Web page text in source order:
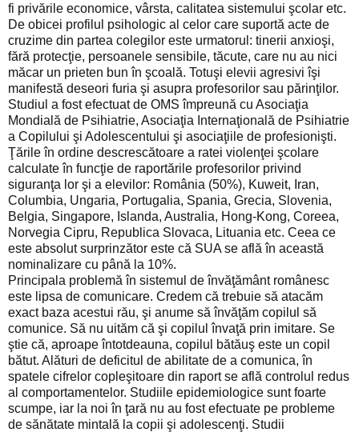
fi privările economice, vârsta, calitatea sistemului şcolar etc.
De obicei profilul psihologic al celor care suportă acte de
cruzime din partea colegilor este urmatorul: tinerii anxioşi,
fără protecţie, persoanele sensibile, tăcute, care nu au nici
măcar un prieten bun în şcoală. Totuşi elevii agresivi îşi
manifestă deseori furia şi asupra profesorilor sau părinţilor.
Studiul a fost efectuat de OMS împreună cu Asociaţia
Mondială de Psihiatrie, Asociaţia Internaţională de Psihiatrie
a Copilului şi Adolescentului şi asociaţiile de profesionişti.
Ţările în ordine descrescătoare a ratei violenţei şcolare
calculate în funcţie de raportările profesorilor privind
siguranţa lor şi a elevilor: România (50%), Kuweit, Iran,
Columbia, Ungaria, Portugalia, Spania, Grecia, Slovenia,
Belgia, Singapore, Islanda, Australia, Hong-Kong, Coreea,
Norvegia Cipru, Republica Slovaca, Lituania etc. Ceea ce
este absolut surprinzător este că SUA se află în această
nominalizare cu până la 10%.
Principala problemă în sistemul de învăţământ românesc
este lipsa de comunicare. Credem că trebuie să atacăm
exact baza acestui rău, şi anume să învăţăm copilul să
comunice. Să nu uităm că şi copilul învaţă prin imitare. Se
ştie că, aproape întotdeauna, copilul bătăuş este un copil
bătut. Alături de deficitul de abilitate de a comunica, în
spatele cifrelor copleşitoare din raport se află controlul redus
al comportamentelor. Studiile epidemiologice sunt foarte
scumpe, iar la noi în ţară nu au fost efectuate pe probleme
de sănătate mintală la copii şi adolescenţi. Studii